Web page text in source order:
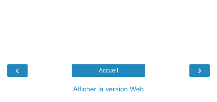
‹ ›
Accueil
Afficher la version Web